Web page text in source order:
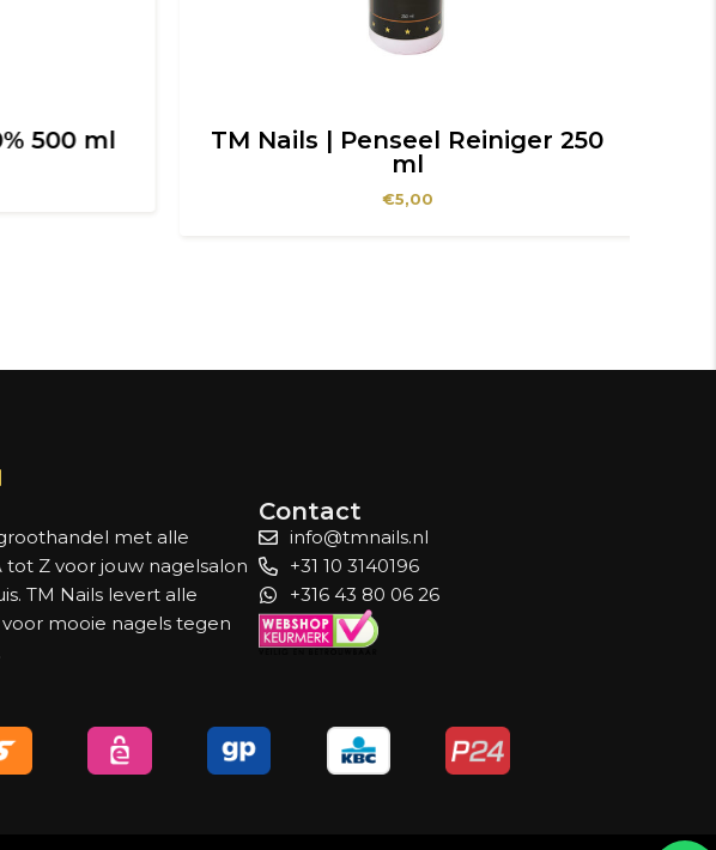
500 ml
TM Nails | Penseel Reiniger 250
ml
5,00
met alle
Z voor jouw nagelsalon
TM Nails levert alle
mooie nagels tegen
Contact
info@tmnails.nl
+31 10 3140196
+316 43 80 06 26